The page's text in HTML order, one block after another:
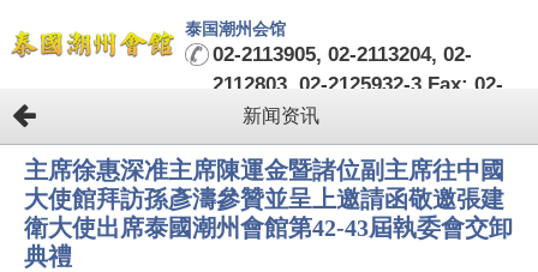
泰国潮州会馆
02-2113905, 02-2113204, 02-
2112803, 02-2125932-3 Fax: 02-
2124482-3
新闻资讯
主席徐惠深准主席陳運金暨諸位副主席往中國
大使館拜訪孫彥濤參贊並呈上邀請函敬邀張建
衛大使出席泰國潮州會館第42-43屆執委會交卸
典禮